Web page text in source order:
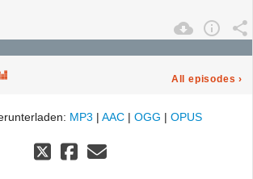
All episodes ›
MP3 | AAC | OGG | OPUS